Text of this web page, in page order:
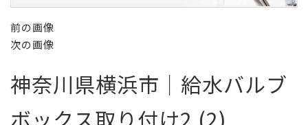
前の画像
次の画像
神奈川県横浜市｜給水バルブ
ボックス取り付け2 (2)